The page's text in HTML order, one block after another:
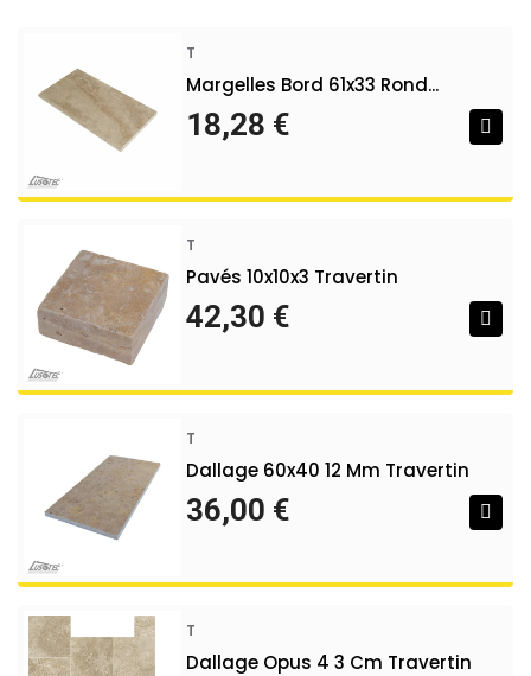
T
Margelles Bord 61x33 Rond...
18,28 €
T
Pavés 10x10x3 Travertin
42,30 €
T
Dallage 60x40 12 Mm Travertin
36,00 €
T
Dallage Opus 4 3 Cm Travertin